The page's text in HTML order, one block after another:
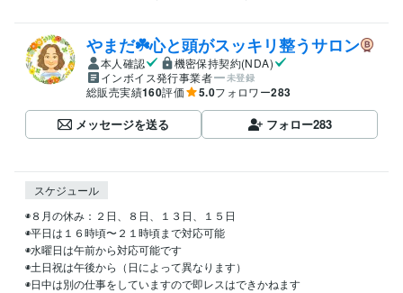
やまだ☘️心と頭がスッキリ整うサロン
本人確認
機密保持契約(NDA)
インボイス発行事業者
未登録
総販売実績160評価 5.0フォロワー283
メッセージを送る フォロー283
スケジュール
◉８月の休み：２日、８日、１３日、１５日
◉平日は１６時頃〜２１時頃まで対応可能
◉水曜日は午前から対応可能です
◉土日祝は午後から（日によって異なります）
◉日中は別の仕事をしていますので即レスはできかねます